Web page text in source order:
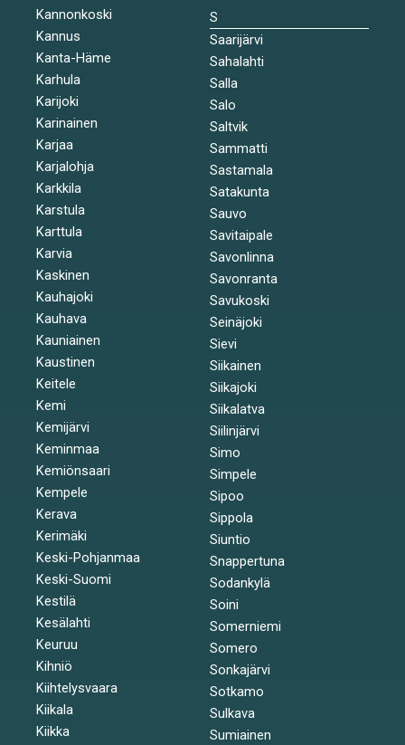
Kannonkoski
Kannus
Kanta-Häme
Karhula
Karijoki
Karinainen
Karjaa
Karjalohja
Karkkila
Karstula
Karttula
Karvia
Kaskinen
Kauhajoki
Kauhava
Kauniainen
Kaustinen
Keitele
Kemi
Kemijärvi
Keminmaa
Kemiönsaari
Kempele
Kerava
Kerimäki
Keski-Pohjanmaa
Keski-Suomi
Kestilä
Kesälahti
Keuruu
Kihniö
Kiihtelysvaara
Kiikala
Kiikka
S
Saarijärvi
Sahalahti
Salla
Salo
Saltvik
Sammatti
Sastamala
Satakunta
Sauvo
Savitaipale
Savonlinna
Savonranta
Savukoski
Seinäjoki
Sievi
Siikainen
Siikajoki
Siikalatva
Siilinjärvi
Simo
Simpele
Sipoo
Sippola
Siuntio
Snappertuna
Sodankylä
Soini
Somerniemi
Somero
Sonkajärvi
Sotkamo
Sulkava
Sumiainen